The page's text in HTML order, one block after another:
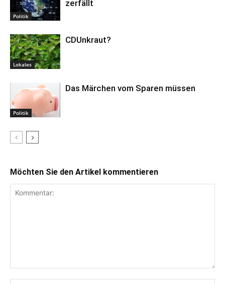
Politik
zerfällt
Lokales
CDUnkraut?
Politik
Das Märchen vom Sparen müssen
Möchten Sie den Artikel kommentieren